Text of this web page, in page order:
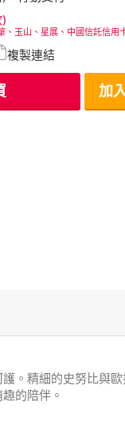
、玉山、星展、中國信託信用
複製連結
加
。精細的史努比與
的陪伴。